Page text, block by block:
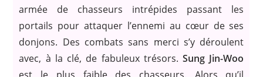
armée de chasseurs intrépides passant les
portails pour attaquer l’ennemi au cœur de ses
donjons. Des combats sans merci s’y déroulent
avec, à la clé, de fabuleux trésors.Sung Jin-Woo